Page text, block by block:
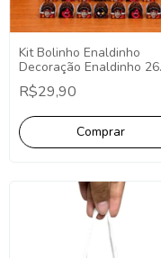
Kit Bolinho Enaldinho
Decoração Enaldinho 26
Itens (P)
R$29,90